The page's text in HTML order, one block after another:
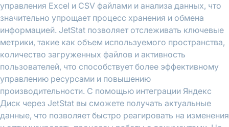
управления Excel и CSV файлами и анализа данных, что
значительно упрощает процесс хранения и обмена
информацией. JetStat позволяет отслеживать ключевые
метрики, такие как объем используемого пространства,
количество загруженных файлов и активность
пользователей, что способствует более эффективному
управлению ресурсами и повышению
производительности. С помощью интеграции Яндекс
Диск через JetStat вы сможете получать актуальные
данные, что позволяет быстро реагировать на изменения